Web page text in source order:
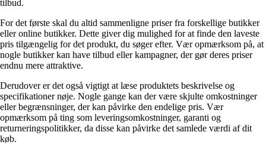
tilbud.
For det første skal du altid sammenligne priser fra forskellige butikker
eller online butikker. Dette giver dig mulighed for at finde den laveste
pris tilgængelig for det produkt, du søger efter. Vær opmærksom på, at
nogle butikker kan have tilbud eller kampagner, der gør deres priser
endnu mere attraktive.
Derudover er det også vigtigt at læse produktets beskrivelse og
specifikationer nøje. Nogle gange kan der være skjulte omkostninger
eller begrænsninger, der kan påvirke den endelige pris. Vær
opmærksom på ting som leveringsomkostninger, garanti og
returneringspolitikker, da disse kan påvirke det samlede værdi af dit
køb.